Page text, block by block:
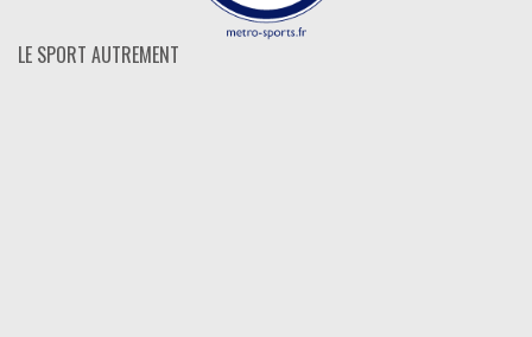
LE SPORT AUTREMENT